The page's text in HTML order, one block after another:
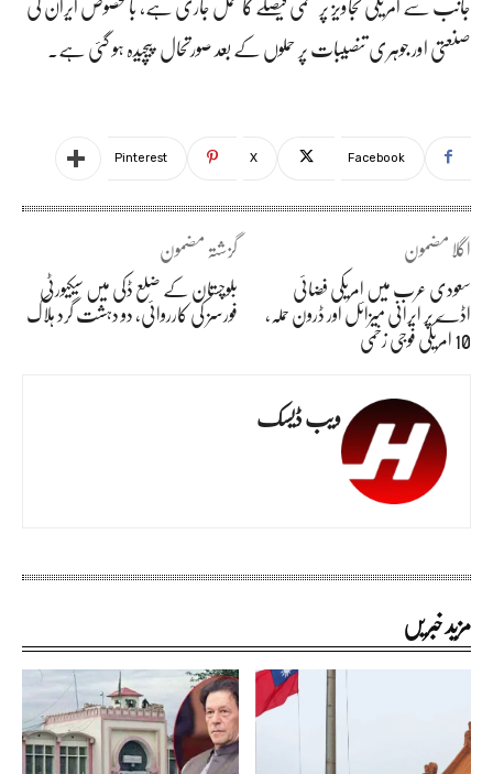
صنعتی اور جوہری تنصیبات پر حملوں کے بعد صورتحال پیچیدہ ہو گئی ہے۔
Facebook
X
Pinterest
گزشتہ مضمون
بلوچستان کے ضلع ڈکی میں سیکیورٹی
فورسز کی کارروائی، دو دہشت گرد ہلاک
اگلا مضمون
سعودی عرب میں امریکی فضائی
اڈے پر ایرانی میزائل اور ڈرون حملہ،
10 امریکی فوجی زخمی
ویب ڈیسک
مزید خبریں